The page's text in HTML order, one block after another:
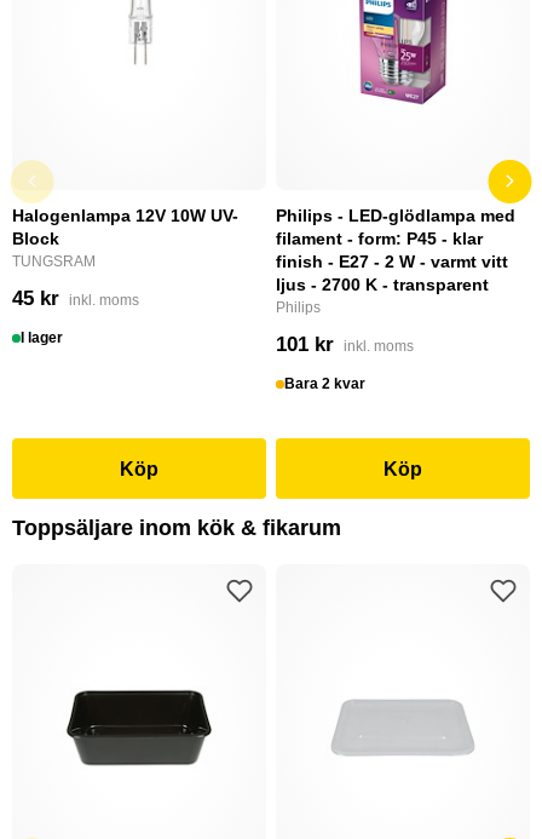
Halogenlampa 12V 10W UV-
Block
TUNGSRAM
45 kr inkl. moms
I lager
Köp
Philips - LED-glödlampa med
filament - form: P45 - klar
finish - E27 - 2 W - varmt vitt
ljus - 2700 K - transparent
Philips
101 kr inkl. moms
Bara 2 kvar
Köp
Toppsäljare inom kök & fikarum